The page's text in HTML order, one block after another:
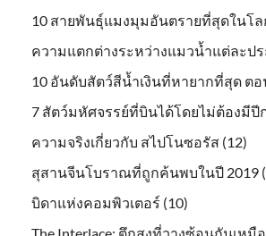
10 สายพันธุ์แมงมุมอันตรายที่สุดในโล
ความแตกต่างระหว่างแมวน้ำแต่ละปร
10 อันดับสัตว์สีน้ำเงินที่หายากที่สุด ตอ
7 สัตว์มหัศจรรย์ที่บินได้โดยไม่ต้องมีปี
ความจริงเกี่ยวกับ สไปโนซอรัส (12)
สุสานจีนโบราณที่ถูกค้นพบในปี 2019
บิดาแห่งคอมพิวเตอร์ (10)